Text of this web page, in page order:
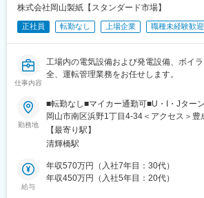
株式会社岡山製紙【スタンダード市場】
正社員 転勤なし 上場企業 職種未経験歓迎
仕事内容
工場内の電気設備および発電設備、ボイ
全、運転管理業務をお任せします。
勤務地
■転勤なし■マイカー通勤可■U・I・Jター
岡山市南区浜野1丁目4-34＜アクセス＞
10分＜受動喫煙対策＞敷地内喫煙可能場所
【最寄り駅】
清輝橋駅
給与
年収570万円（入社7年目：30代）
年収450万円（入社5年目：20代）